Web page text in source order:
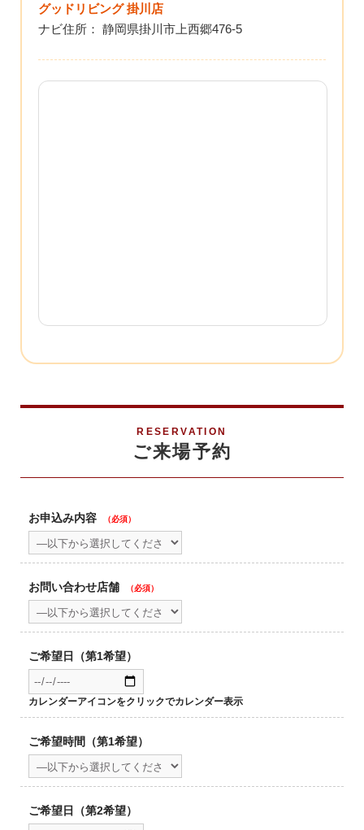
グッドリビング 掛川店
ナビ住所： 静岡県掛川市上西郷476-5
RESERVATION
ご来場予約
お申込み内容 （必須）
お問い合わせ店舗 （必須）
ご希望日（第1希望）
カレンダーアイコンをクリックでカレンダー表示
ご希望時間（第1希望）
ご希望日（第2希望）